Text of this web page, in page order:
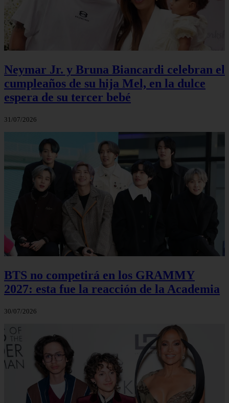
Neymar Jr. y Bruna Biancardi celebran el
cumpleaños de su hija Mel, en la dulce
espera de su tercer bebé
31/07/2026
BTS no competirá en los GRAMMY
2027: esta fue la reacción de la Academia
30/07/2026